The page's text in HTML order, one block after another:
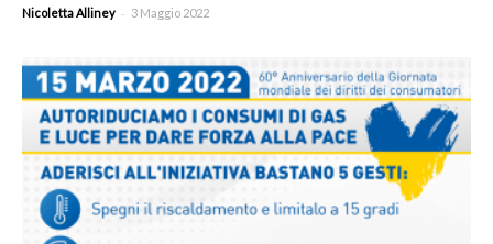
Nicoletta Alliney - 3 Maggio 2022